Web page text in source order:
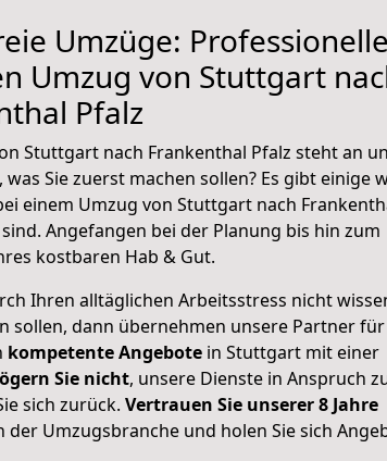
Umzüge:
Umzug von Stuttgart
Pfalz
Stuttgart nach Frankenthal Pfalz steht an
was Sie zuerst machen sollen? Es gibt einige
einem Umzug von Stuttgart nach
Angefangen bei der Planung bis hin zum
kostbaren Hab & Gut.
Ihren alltäglichen Arbeitsstress nicht
sollen, dann übernehmen unsere Partner für
kompetente Angebote in Stuttgart mit einer
Sie nicht, unsere Dienste in Anspruch
sich zurück. Vertrauen Sie unserer 8 Jahre
der Umzugsbranche und holen Sie sich